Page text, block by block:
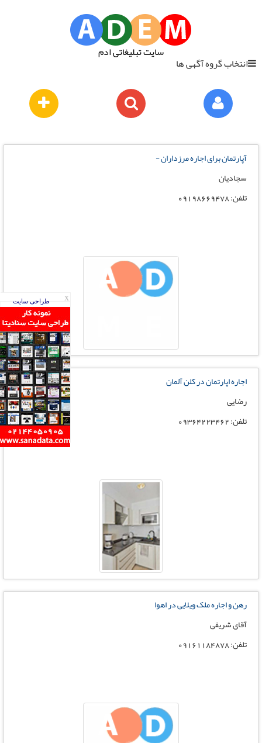
X طراحی سایت
سایت تبلیغاتی ادم
انتخاب گروه آگهی ها
آپارتمان برای اجاره مرزداران -
سجادیان
تلفن: 09198669478
اجاره اپارتمان در کلن آلمان
رضایی
تلفن: 09364223462
رهن و اجاره ملک ویلایی در اهوا
آقای شریفی
تلفن: 09161184878